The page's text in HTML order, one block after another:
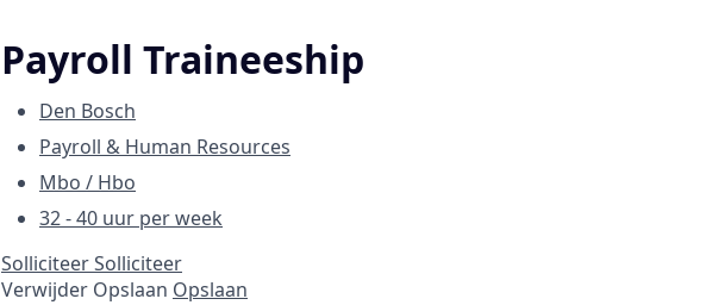
Payroll Traineeship
Den Bosch
Payroll & Human Resources
Mbo / Hbo
32 - 40 uur per week
SolliciteerSolliciteer
Verwijder Opslaan Opslaan